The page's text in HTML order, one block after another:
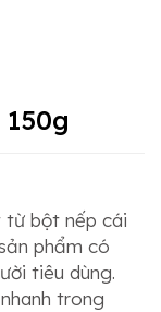
từ bột nếp cái
phẩm có
tiêu dùng.
trong